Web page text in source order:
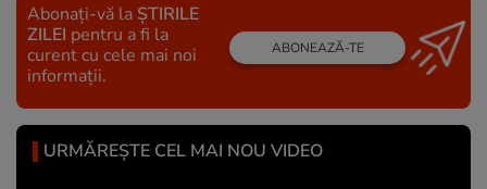
Abonați-vă la ȘTIRILE
ZILEI pentru a fi la
curent cu cele mai noi
informații.
ABONEAZĂ-TE
URMĂREȘTE CEL MAI NOU VIDEO